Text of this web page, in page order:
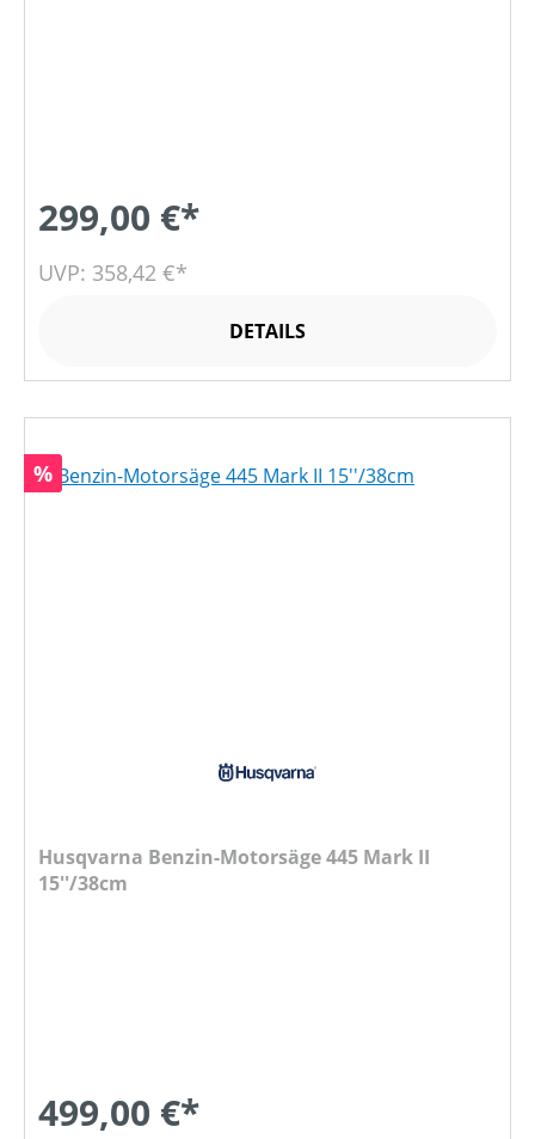
299,00 €*
UVP: 358,42 €*
DETAILS
Rabatt
%
Husqvarna Benzin-Motorsäge 445 Mark II
15''/38cm
499,00 €*